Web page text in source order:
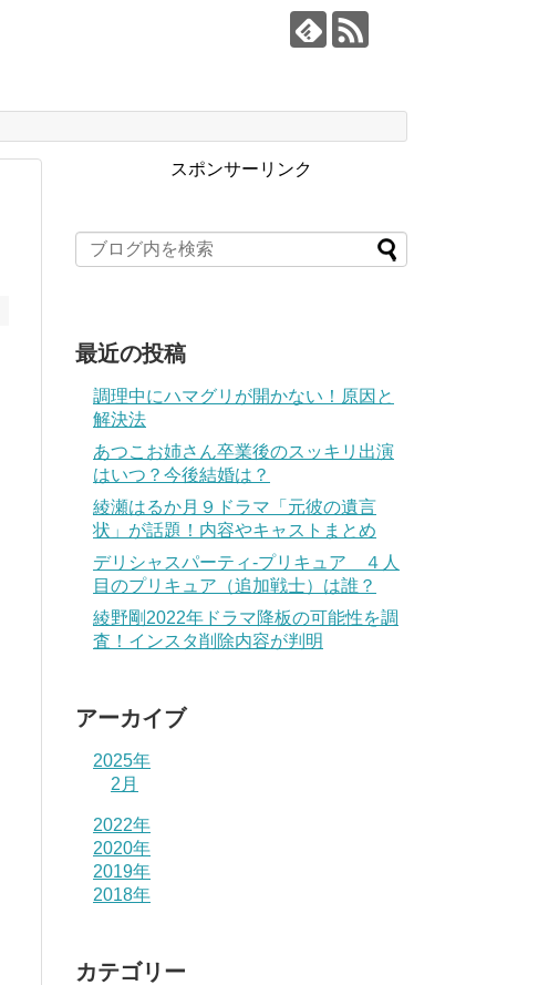
スポンサーリンク
最近の投稿
調理中にハマグリが開かない！原因と
解決法
あつこお姉さん卒業後のスッキリ出演
はいつ？今後結婚は？
綾瀬はるか月９ドラマ「元彼の遺言
状」が話題！内容やキャストまとめ
デリシャスパーティ-プリキュア ４人
目のプリキュア（追加戦士）は誰？
綾野剛2022年ドラマ降板の可能性を調
査！インスタ削除内容が判明
アーカイブ
2025年
2月
2022年
2020年
2019年
2018年
カテゴリー